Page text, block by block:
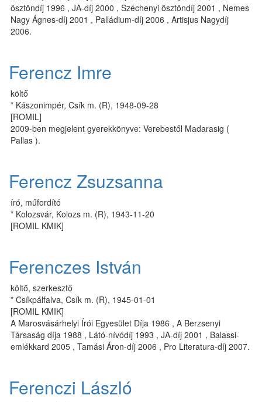
ösztöndíj 1996 , JA-díj 2000 , Széchenyi ösztöndíj 2001 , Nemes
Nagy Ágnes-díj 2001 , Palládium-díj 2006 , Artisjus Nagydíj
2006.
Ferencz Imre
költő
* Kászonimpér, Csík m. (R), 1948-09-28
[ROMIL]
2009-ben megjelent gyerekkönyve: Verebestől Madarasig (
Pallas ).
Ferencz Zsuzsanna
író, műfordító
* Kolozsvár, Kolozs m. (R), 1943-11-20
[ROMIL KMIK]
Ferenczes István
költő, szerkesztő
* Csíkpálfalva, Csík m. (R), 1945-01-01
[ROMIL KMIK]
A Marosvásárhelyi Írói Egyesület Díja 1986 , A Berzsenyi
Társaság díja 1988 , Látó-nívódíj 1993 , JA-díj 2001 , Balassi-
emlékkard 2005 , Tamási Áron-díj 2006 , Pro Literatura-díj 2007.
Ferenczi László